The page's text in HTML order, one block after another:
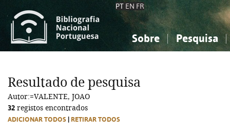
PT EN FR
Sobre Pesquisa
Ciências sociais...
Ciências sociais...
Resultado de pesquisa
Autor:=VALENTE, JOAO
32 registos encontrados
ADICIONAR TODOS RETIRAR TODOS